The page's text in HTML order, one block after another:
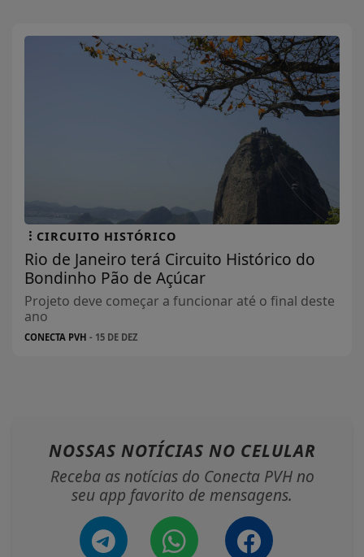
CIRCUITO HISTÓRICO
Rio de Janeiro terá Circuito Histórico do
Bondinho Pão de Açúcar
Projeto deve começar a funcionar até o final deste
ano
CONECTA PVH - 15 DE DEZ
NOSSAS NOTÍCIAS NO CELULAR
Receba as notícias do Conecta PVH no
seu app favorito de mensagens.